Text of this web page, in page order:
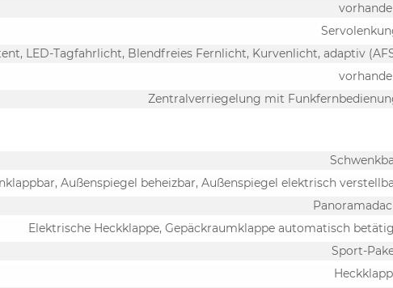
LED-Tagfahrlicht, Blendfreies Fernlicht, Kurvenlicht, adaptiv
Zentralverriegelung mit
Außenspiegel beheizbar, Außenspiegel elektrisch
Elektrische Heckklappe, Gepäckraumklappe automatisch
Sport-